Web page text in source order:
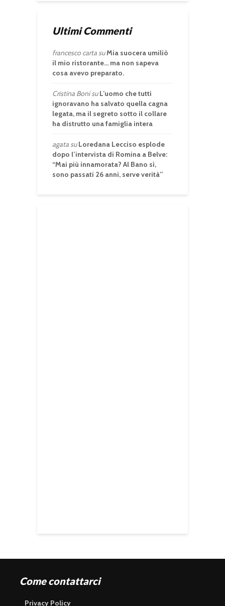
Ultimi Commenti
francesco cartasuMia suocera umiliò
il mio ristorante… ma non sapeva
cosa avevo preparato.
Cristina BonisuL’uomo che tutti
ignoravano ha salvato quella cagna
legata, ma il segreto sotto il collare
ha distrutto una famiglia intera
agatasuLoredana Lecciso esplode
dopo l’intervista di Romina a Belve:
“Mai più innamorata? Al Bano sì,
sono passati 26 anni, serve verità”
Come contattarci
Privacy Policy